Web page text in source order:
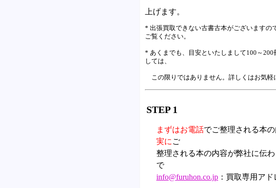
上げます。
* 出張買取できない古書古本がございますの
ご覧ください。
* あくまでも、目安といたしまして100～
しては、
この限りではありません。詳しくはお気軽
STEP 1
まずはお電話でご整理される本
実に ご
整理される本の内容が弊社に伝わ
で
info@furuhon.co.jp ：買取専用ア